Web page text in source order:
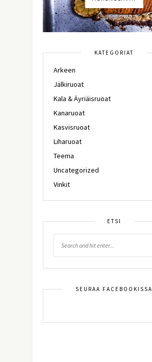
KATEGORIAT
Arkeen
Jälkiruoat
Kala & Äyriäisruoat
Kanaruoat
Kasvisruoat
Liharuoat
Teema
Uncategorized
Vinkit
ETSI
SEURAA FACEBOOKISSA